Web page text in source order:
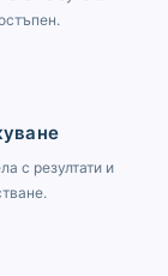
с резултати и